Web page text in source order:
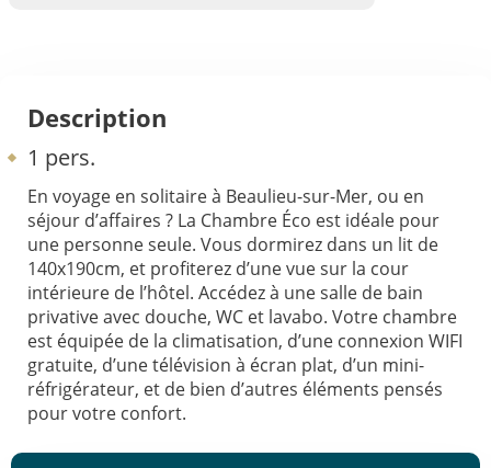
Description
1 pers.
En voyage en solitaire à Beaulieu-sur-Mer, ou en
séjour d’affaires ? La Chambre Éco est idéale pour
une personne seule. Vous dormirez dans un lit de
140x190cm, et profiterez d’une vue sur la cour
intérieure de l’hôtel. Accédez à une salle de bain
privative avec douche, WC et lavabo. Votre chambre
est équipée de la climatisation, d’une connexion WIFI
gratuite, d’une télévision à écran plat, d’un mini-
réfrigérateur, et de bien d’autres éléments pensés
pour votre confort.